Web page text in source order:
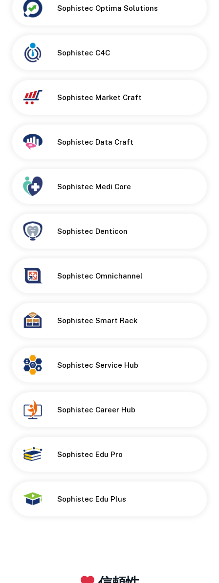
Sophistec Optima Solutions
Sophistec C4C
Sophistec Market Craft
Sophistec Data Craft
Sophistec Medi Core
Sophistec Denticon
Sophistec Omnichannel
Sophistec Smart Rack
Sophistec Service Hub
Sophistec Career Hub
Sophistec Edu Pro
Sophistec Edu Plus